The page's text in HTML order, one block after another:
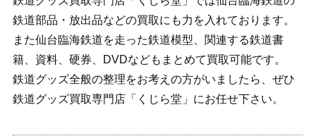
鉄道部品・放出品などの買取にも力を入れております。
また仙台臨海鉄道を走った鉄道模型、関連する鉄道書
籍、資料、硬券、DVDなどもまとめて買取可能です。
鉄道グッズ全般の整理をお考えの方がいましたら、ぜひ
鉄道グッズ買取専門店「くじら堂」にお任せ下さい。